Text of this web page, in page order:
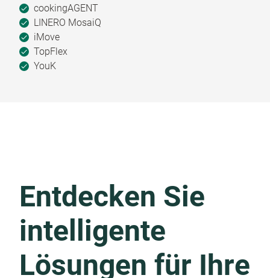
cookingAGENT
LINERO MosaiQ
iMove
TopFlex
YouK
Entdecken Sie
intelligente
Lösungen für Ihre